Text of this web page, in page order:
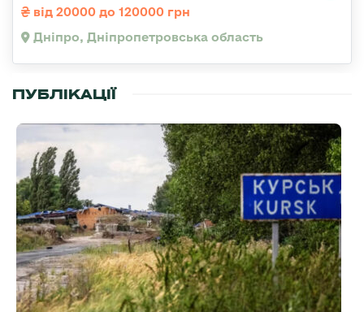
від 20000 до 120000 грн
Дніпро, Дніпропетровська область
ПУБЛІКАЦІЇ